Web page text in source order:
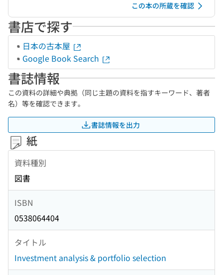
この本の所蔵を確認
書店で探す
日本の古本屋
Google Book Search
書誌情報
この資料の詳細や典拠（同じ主題の資料を指すキーワード、著者
名）等を確認できます。
書誌情報を出力
紙
資料種別
図書
ISBN
0538064404
タイトル
Investment analysis & portfolio selection